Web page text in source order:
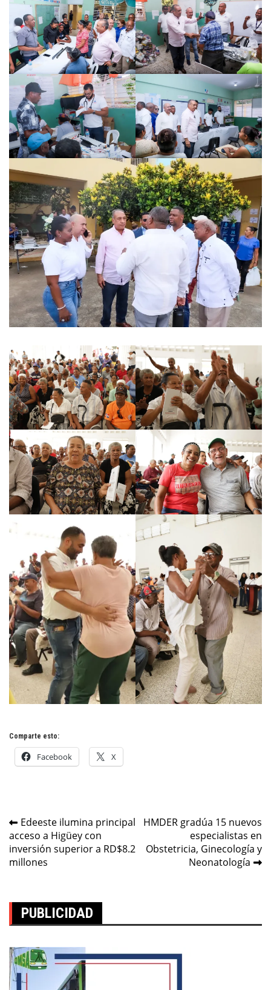
Comparte esto:
Facebook X
Navegación
de
entradas
Edeeste ilumina principal
acceso a Higüey con
inversión superior a RD$8.2
millones
HMDER gradúa 15 nuevos
especialistas en
Obstetricia, Ginecología y
Neonatología
PUBLICIDAD